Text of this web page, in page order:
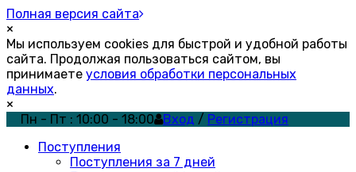
Полная версия сайта
×
Мы используем cookies для быстрой и удобной работы
сайта. Продолжая пользоваться сайтом, вы
принимаете условия обработки персональных
данных.
×
Пн - Пт : 10:00 - 18:00
Вход / Регистрация
Поступления
Поступления за 7 дней